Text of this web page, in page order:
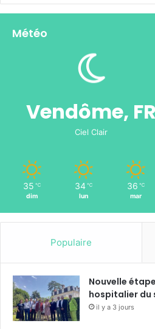
Météo
Vendôme, FR
Ciel Clair
35 ℃
dim
34 ℃
lun
36 ℃
mar
Populaire
Nouvelle
hospitalier du
il y a 3 jours